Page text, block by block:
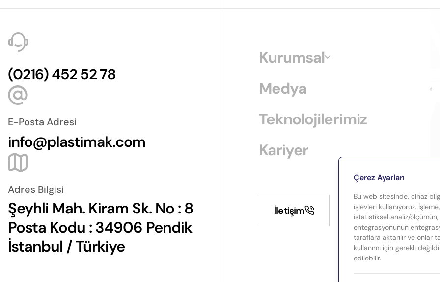
(0216) 452 52 78
E-Posta Adresi
info@plastimak.com
Adres Bilgisi
Şeyhli Mah. Kiram Sk. No : 8
Posta Kodu : 34906 Pendik
İstanbul / Türkiye
Kurumsal
Medya
Teknolojilerimiz
Kariyer
İletişim
Çerez Ayarları
Bu web sitesinde, cihaz
işlevleri kullanıyoruz.
istatistiksel analiz/ölçümün,
entegrasyonunun
taraflara aktarılır ve onlar
kullanımı için gerekli
edilebilir.